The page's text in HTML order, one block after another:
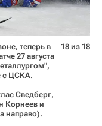
теперь в
27 августа
с ЦСКА.
Сведберг,
Корнеев и
направо).
18 из 18